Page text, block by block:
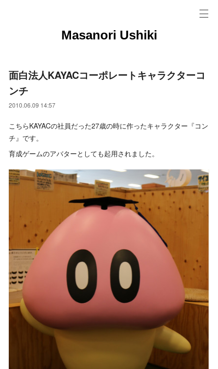
Masanori Ushiki
面白法人KAYACコーポレートキャラクターコ
ンチ
2010.06.09 14:57
こちらKAYACの社員だった27歳の時に作ったキャラクター『コン
チ』です。
育成ゲームのアバターとしても起用されました。